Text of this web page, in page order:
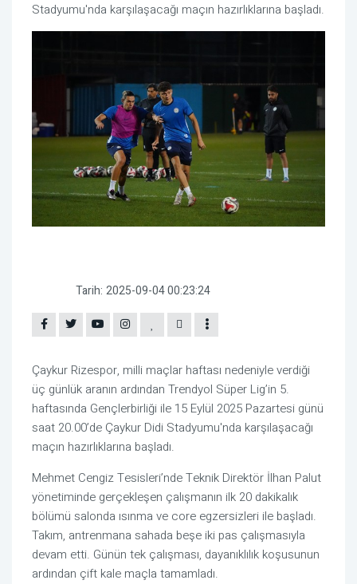
Stadyumu'nda karşılaşacağı maçın hazırlıklarına başladı.
Tarih: 2025-09-04 00:23:24
Çaykur Rizespor, milli maçlar haftası nedeniyle verdiği
üç günlük aranın ardından Trendyol Süper Lig’in 5.
haftasında Gençlerbirliği ile 15 Eylül 2025 Pazartesi günü
saat 20.00’de Çaykur Didi Stadyumu'nda karşılaşacağı
maçın hazırlıklarına başladı.
Mehmet Cengiz Tesisleri’nde Teknik Direktör İlhan Palut
yönetiminde gerçekleşen çalışmanın ilk 20 dakikalık
bölümü salonda ısınma ve core egzersizleri ile başladı.
Takım, antrenmana sahada beşe iki pas çalışmasıyla
devam etti. Günün tek çalışması, dayanıklılık koşusunun
ardından çift kale maçla tamamladı.